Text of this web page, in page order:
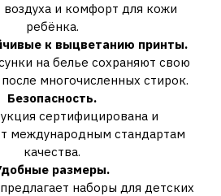
и комфорт для кожи
ребёнка.
к выцветанию принты.
на белье сохраняют свою
многочисленных стирок.
Безопасность.
сертифицирована и
международным стандартам
качества.
размеры.
наборы для детских